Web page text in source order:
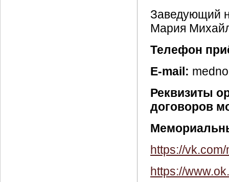
Заведующий
Мария
Телефон
E-mail:
Реквизиты
договоров
https://
https://